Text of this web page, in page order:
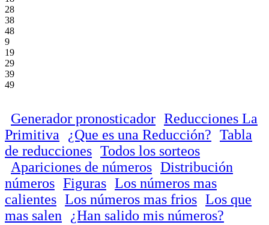
28
38
48
9
19
29
39
49
Generador pronosticador Reducciones La
Primitiva
¿Que es una Reducción? Tabla
de reducciones Todos los sorteos
Apariciones de números Distribución
números Figuras Los números mas
calientes Los números mas frios Los que
mas salen
¿Han salido mis números?